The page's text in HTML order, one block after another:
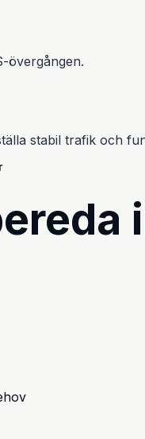
övergången.
stabil trafik och